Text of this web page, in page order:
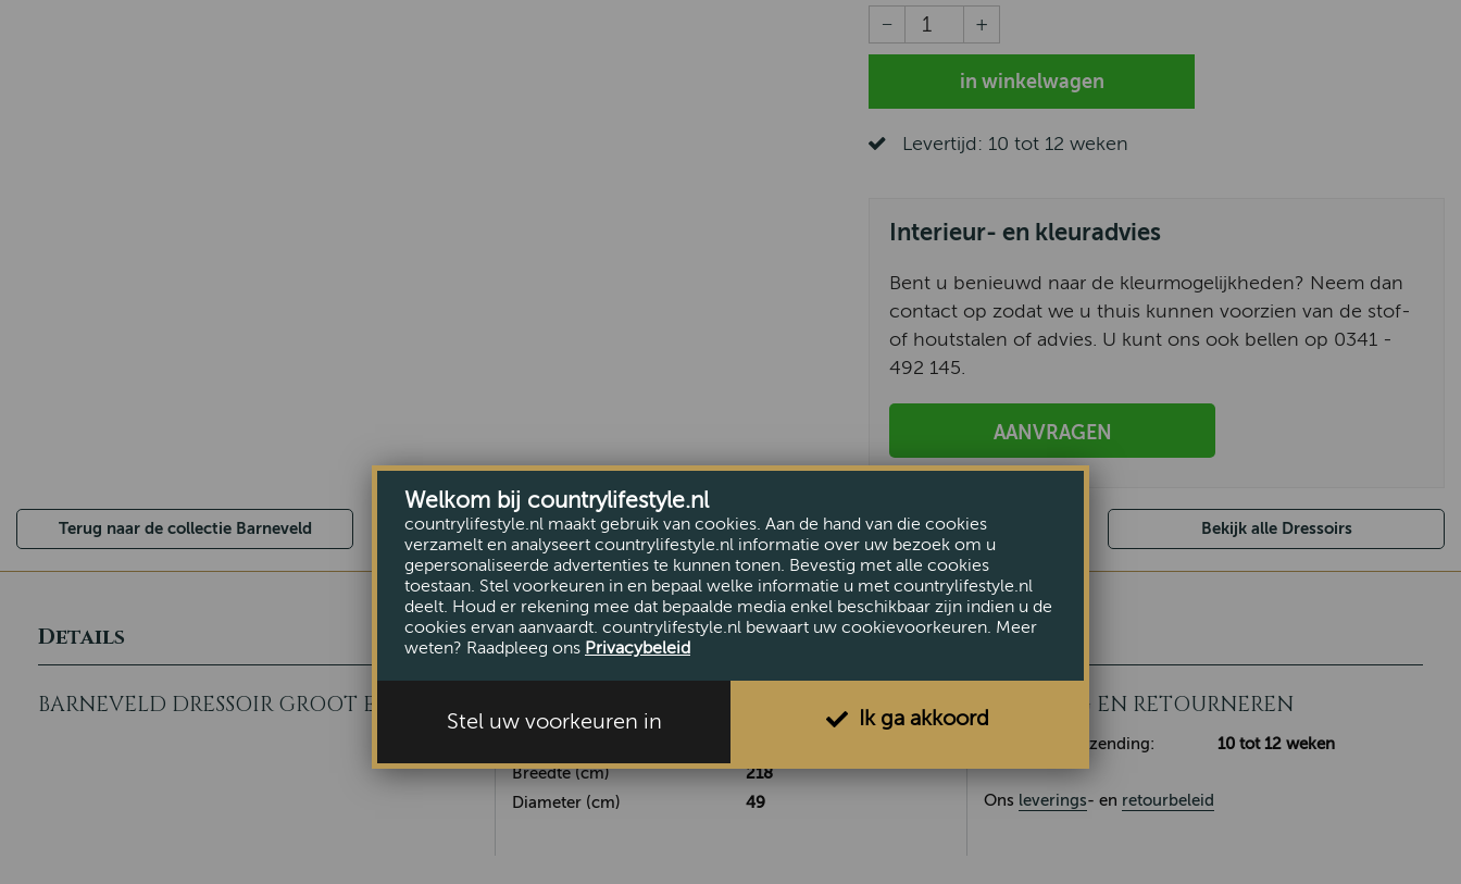
Levertijd: 10 tot 12 weken
Interieur- en kleuradvies
Bent u benieuwd naar de kleurmogelijkheden? Neem dan
contact op zodat we u thuis kunnen voorzien van de stof-
of houtstalen of advies. U kunt ons ook bellen op 0341 -
492 145.
AANVRAGEN
Terug naar de collectie Barneveld Bekijk alle Dressoirs
Details
BARNEVELD DRESSOIR GROOT EIKEN
Breedte (cm)
218
Diameter (cm)
49
LEVERING EN RETOURNEREN
Klaar voor verzending: 10 tot 12 weken
Ons leverings- en retourbeleid
Welkom bij countrylifestyle.nl
countrylifestyle.nl maakt gebruik van cookies. Aan de hand van die cookies
verzamelt en analyseert countrylifestyle.nl informatie over uw bezoek om u
gepersonaliseerde advertenties te kunnen tonen. Bevestig met alle cookies
toestaan. Stel voorkeuren in en bepaal welke informatie u met countrylifestyle.nl
deelt. Houd er rekening mee dat bepaalde media enkel beschikbaar zijn indien u de
cookies ervan aanvaardt. countrylifestyle.nl bewaart uw cookievoorkeuren. Meer
weten? Raadpleeg ons Privacybeleid
Stel uw voorkeuren in Ik ga akkoord